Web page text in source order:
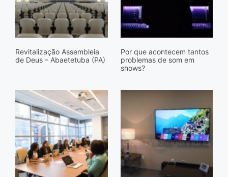
Revitalização Assembleia
de Deus – Abaetetuba (PA)
Por que acontecem tantos
problemas de som em
shows?